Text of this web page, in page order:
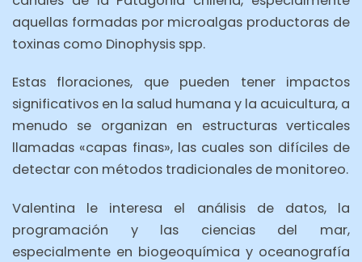
aquellas formadas por microalgas productoras de
toxinas como Dinophysis spp.
Estas floraciones, que pueden tener impactos
significativos en la salud humana y la acuicultura, a
menudo se organizan en estructuras verticales
llamadas «capas finas», las cuales son difíciles de
detectar con métodos tradicionales de monitoreo.
Valentina le interesa el análisis de datos, la
programación y las ciencias del mar,
especialmente en biogeoquímica y oceanografía